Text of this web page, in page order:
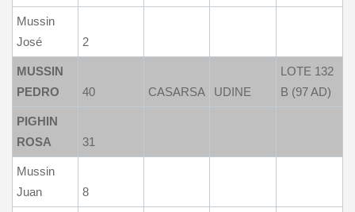
Mussin
José
2
MUSSIN
PEDRO
40 CASARSA UDINE
LOTE 132
B (97 AD)
PIGHIN
ROSA
31
Mussin
Juan
8